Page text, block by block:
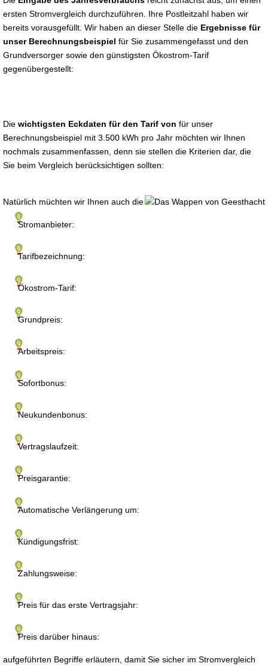
ersten Stromvergleich durchzuführen. Ihre Postleitzahl haben wir
bereits vorausgefüllt. Wir haben an dieser Stelle die Ergebnisse für
unser Berechnungsbeispiel für Sie zusammengefasst und den
Grundversorger sowie den günstigsten Ökostrom-Tarif
gegenübergestellt:
Die wichtigsten Eckdaten für den Tarif von für unser
Berechnungsbeispiel mit 3.500 kWh pro Jahr möchten wir Ihnen
nochmals zusammenfassen, denn sie stellen die Kriterien dar, die
Sie beim Vergleich berücksichtigen sollten:
Stromanbieter:
Tarifbezeichnung:
Ökostrom-Tarif:
Grundpreis:
Arbeitspreis:
Sofortbonus:
Neukundenbonus:
Vertragslaufzeit:
Preisgarantie:
Automatische Verlängerung um:
Kündigungsfrist:
Zahlungsweise:
Preis für das erste Vertragsjahr:
Preis darüber hinaus:
Natürlich müchten wir Ihnen auch die
aufgeführten Begriffe erläutern, damit Sie sicher im Stromvergleich